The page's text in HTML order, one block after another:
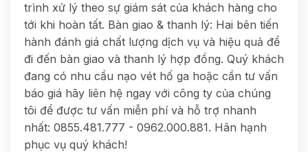
trình xử lý theo sự giám sát của khách hàng cho
tới khi hoàn tất. Bàn giao & thanh lý: Hai bên tiến
hành đánh giá chất lượng dịch vụ và hiệu quả để
đi đến bàn giao và thanh lý hợp đồng. Quý khách
đang có nhu cầu nạo vét hố ga hoặc cần tư vấn
báo giá hãy liên hệ ngay với công ty của chúng
tôi để được tư vấn miễn phí và hỗ trợ nhanh
nhất: 0855.481.777 - 0962.000.881. Hân hạnh
phục vụ quý khách!